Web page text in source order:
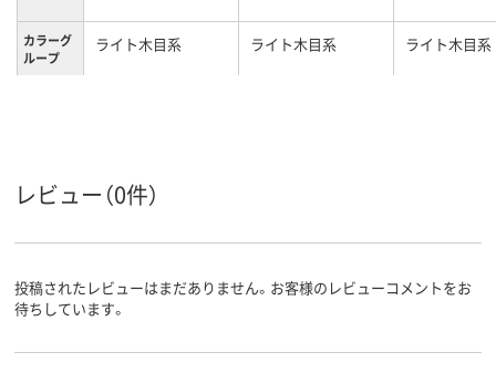
カラーグ
ループ
ライト木目系 ライト木目系 ライト木目系
レビュー（0件）
投稿されたレビューはまだありません。お客様のレビューコメントをお
待ちしています。